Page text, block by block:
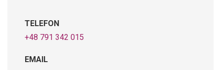
TELEFON
+48 791 342 015
EMAIL